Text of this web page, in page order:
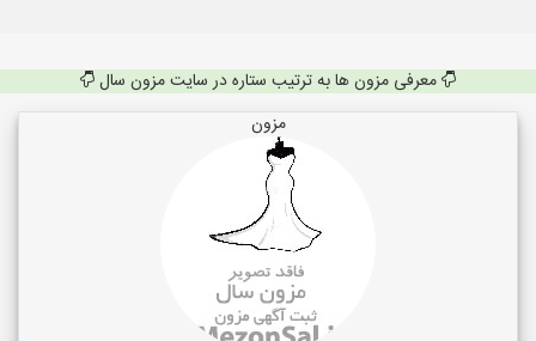
معرفی مزون ها به ترتیب ستاره در سایت مزون سال
مزون